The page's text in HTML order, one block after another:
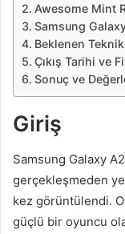
e
k
Awesome Mint
Samsung
Beklenen
Çıkış Tarihi ve
Sonuç ve
Giriş
Samsung Galaxy
gerçekleşmeden
kez görüntülendi.
güçlü bir oyuncu